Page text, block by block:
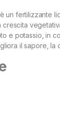
un fertilizzante
e potassio, in
il sapore, la